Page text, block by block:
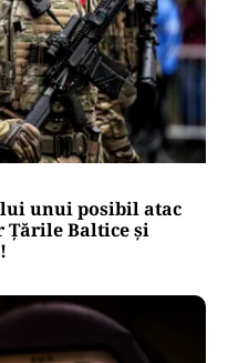
unui posibil atac
Țările Baltice și